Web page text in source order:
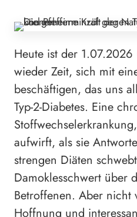
Heute ist der
wieder Zeit, sich mit
beschäftigen, das uns
Typ-2-Diabetes. Eine
aufwirft, als sie
strengen Diäten
Damoklesschwert über
Betroffenen. Aber nicht
Hoffnung und